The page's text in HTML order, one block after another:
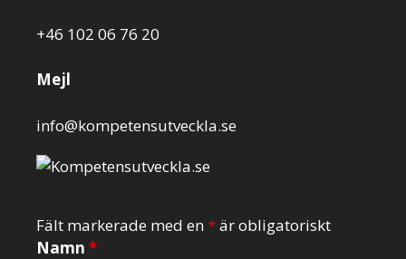
+46 102 06 76 20
Mejl
info@kompetensutveckla.se
Fält markerade med en*är obligatoriskt
Namn *